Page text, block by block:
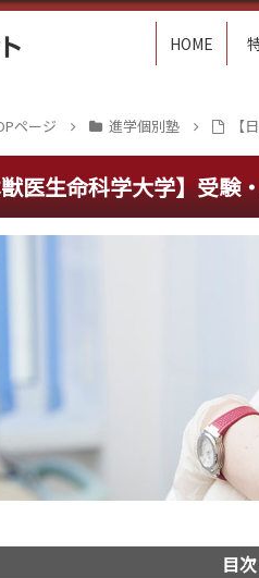
HOME
ページ 進学個別塾 【
医生命科学大学】受
目次